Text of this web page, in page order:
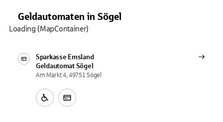
Geldautomaten in Sögel
Sparkasse Emsland
Geldautomat Sögel
Am Markt 4, 49751 Sögel
Loading (MapContainer)